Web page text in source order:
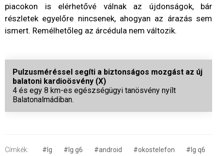
piacokon is elérhetővé válnak az újdonságok, bár
részletek egyelőre nincsenek, ahogyan az árazás sem
ismert. Remélhetőleg az árcédula nem változik.
Pulzusméréssel segíti a biztonságos mozgást az új
balatoni kardioösvény (X)
4 és egy 8 km-es egészségügyi tanösvény nyílt
Balatonalmádiban.
Címkék: #lg #lg g6 #android #okostelefon #lg q6